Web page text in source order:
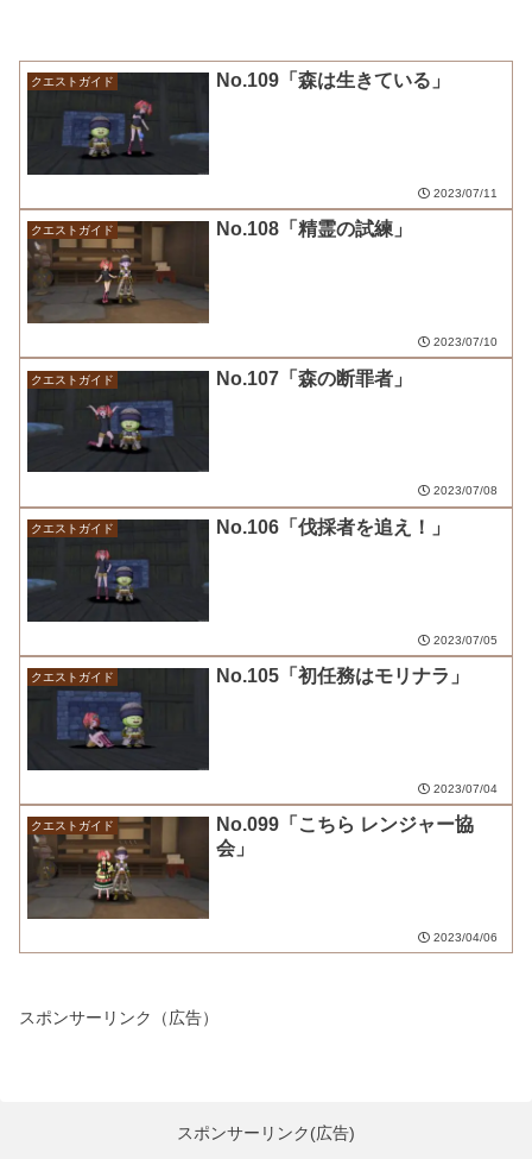
クエストガイド No.109「森は生きている」
2023/07/11
クエストガイド No.108「精霊の試練」
2023/07/10
クエストガイド No.107「森の断罪者」
2023/07/08
クエストガイド No.106「伐採者を追え！」
2023/07/05
クエストガイド No.105「初任務はモリナラ」
2023/07/04
クエストガイド
No.099「こちら レンジャー協
会」
2023/04/06
スポンサーリンク（広告）
スポンサーリンク(広告)